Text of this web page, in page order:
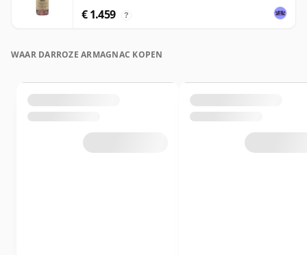
€ 1.459 ?
WAAR DARROZE ARMAGNAC KOPEN